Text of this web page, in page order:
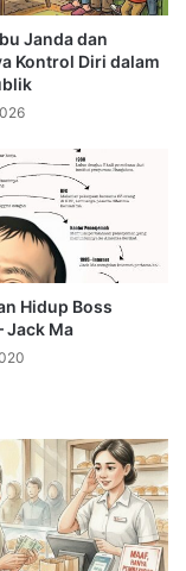
Janda dan
Kontrol Diri dalam
Hidup Boss
Jack Ma